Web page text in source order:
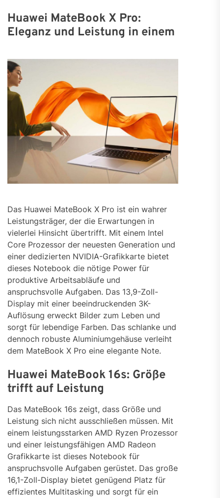
Huawei MateBook X Pro:
Eleganz und Leistung in einem
Das Huawei MateBook X Pro ist ein wahrer
Leistungsträger, der die Erwartungen in
vielerlei Hinsicht übertrifft. Mit einem Intel
Core Prozessor der neuesten Generation und
einer dedizierten NVIDIA-Grafikkarte bietet
dieses Notebook die nötige Power für
produktive Arbeitsabläufe und
anspruchsvolle Aufgaben. Das 13,9-Zoll-
Display mit einer beeindruckenden 3K-
Auflösung erweckt Bilder zum Leben und
sorgt für lebendige Farben. Das schlanke und
dennoch robuste Aluminiumgehäuse verleiht
dem MateBook X Pro eine elegante Note.
Huawei MateBook 16s: Größe
trifft auf Leistung
Das MateBook 16s zeigt, dass Größe und
Leistung sich nicht ausschließen müssen. Mit
einem leistungsstarken AMD Ryzen Prozessor
und einer leistungsfähigen AMD Radeon
Grafikkarte ist dieses Notebook für
anspruchsvolle Aufgaben gerüstet. Das große
16,1-Zoll-Display bietet genügend Platz für
effizientes Multitasking und sorgt für ein